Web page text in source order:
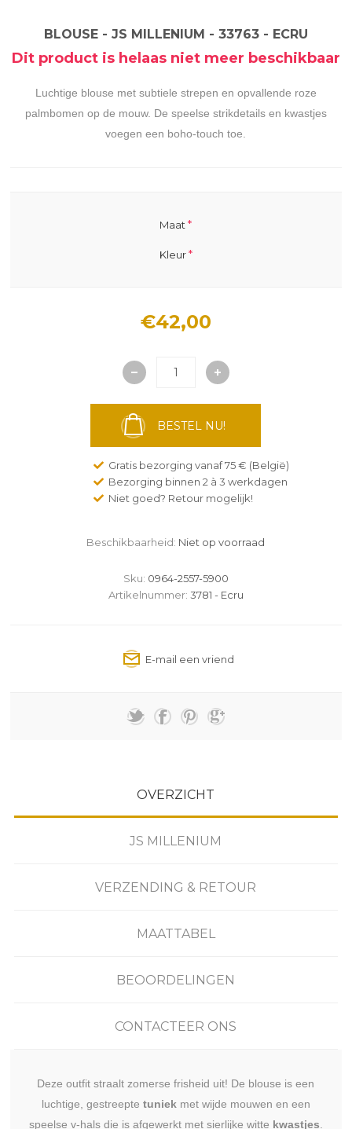
BLOUSE - JS MILLENIUM - 33763 - ECRU
Dit product is helaas niet meer beschikbaar
Luchtige blouse met subtiele strepen en opvallende roze
palmbomen op de mouw. De speelse strikdetails en kwastjes
voegen een boho-touch toe.
Maat *
Kleur*
€42,00
BESTEL NU!
Gratis bezorging vanaf 75 € (België)
Bezorging binnen 2 à 3 werkdagen
Niet goed? Retour mogelijk!
Beschikbaarheid: Niet op voorraad
Sku: 0964-2557-5900
Artikelnummer: 3781 - Ecru
OVERZICHT
JS MILLENIUM
VERZENDING & RETOUR
MAATTABEL
BEOORDELINGEN
CONTACTEER ONS
Deze outfit straalt zomerse frisheid uit! De blouse is een
luchtige, gestreepte tuniek met wijde mouwen en een
speelse v-hals die is afgewerkt met sierlijke witte kwastjes